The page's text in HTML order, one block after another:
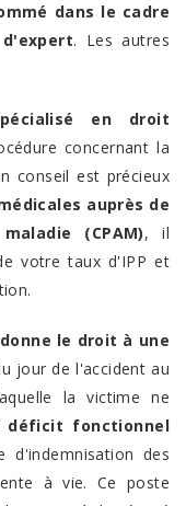
dans le cadre
. Les autres
en droit
concernant la
conseil est précieux
auprès de
(CPAM), il
votre taux d'IPP et
le droit à une
jour de l'accident au
la victime ne
déficit fonctionnel
des
à vie. Ce poste